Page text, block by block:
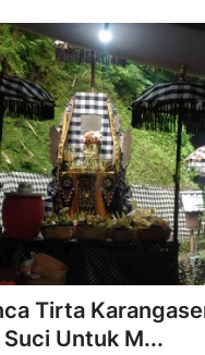
Tirta
Untuk M...